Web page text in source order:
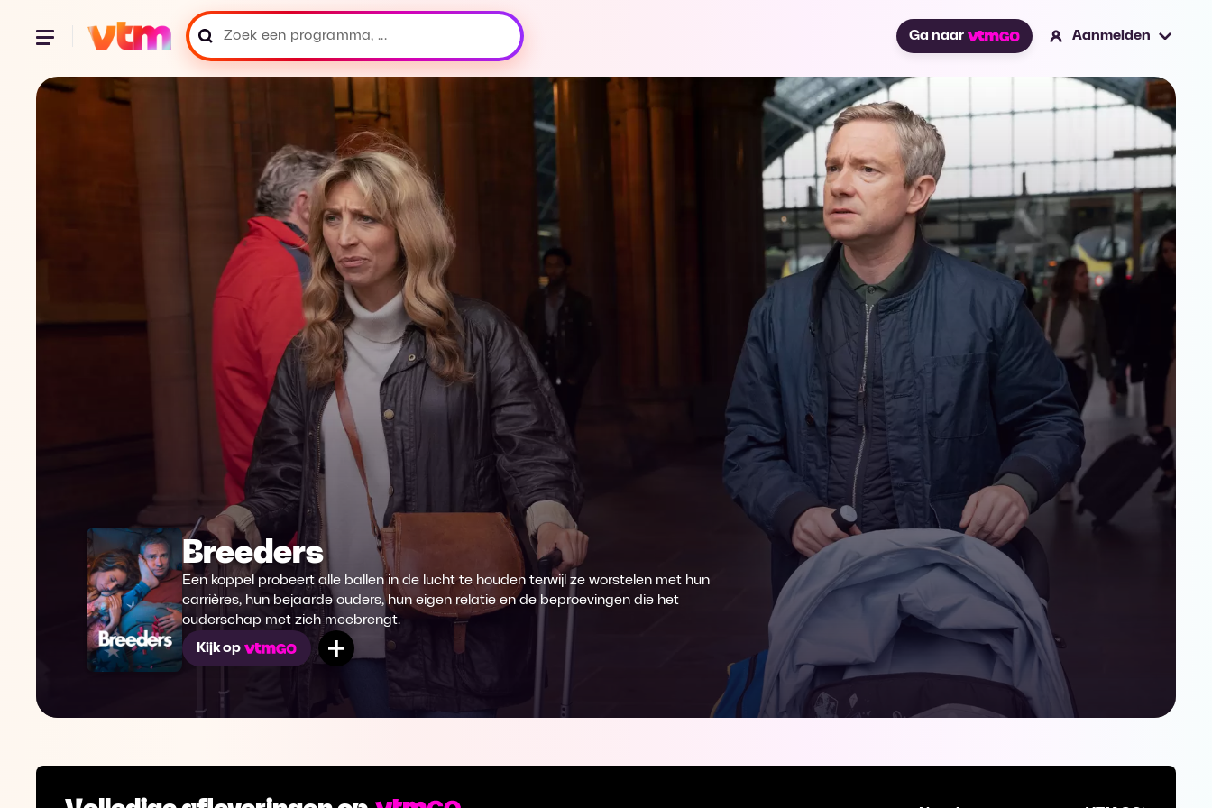
Oeps, browser niet ondersteund
Voor je onze programma's gaat ontdekken,
best je browser updaten of hieronder één
van de ondersteunde browsers
Google Chrome
Safari
Microsoft Edge Download
Opera Download
Ga naar Aanmelden
Breeders
Een koppel probeert alle ballen in de lucht te houden terwijl ze worstelen met hun
carrières, hun bejaarde ouders, hun eigen relatie en de beproevingen die het
ouderschap met zich meebrengt.
Kijk op
Mijn lijst